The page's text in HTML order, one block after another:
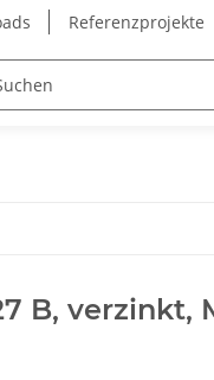
Referenzprojekte
B, verzinkt,